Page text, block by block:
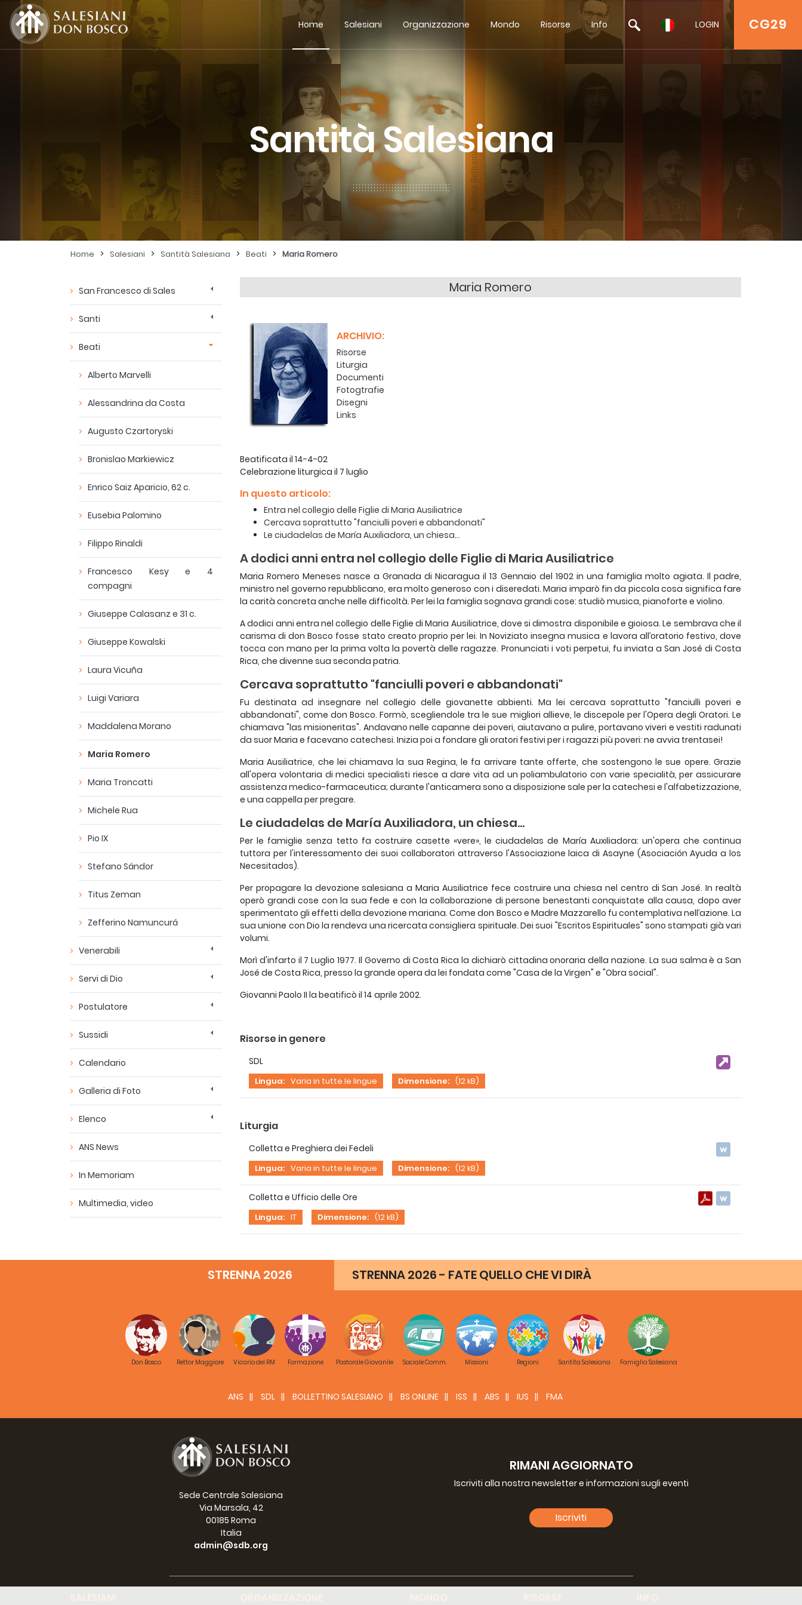
CG29
Home Salesiani Organizzazione Mondo Risorse Info LOGIN
Santità Salesiana
Home > Salesiani > Santità Salesiana > Beati > Maria Romero
San Francesco di Sales
Santi
Beati
Alberto Marvelli
Alessandrina da Costa
Augusto Czartoryski
Bronislao Markiewicz
Enrico Saiz Aparicio, 62 c.
Eusebia Palomino
Filippo Rinaldi
Francesco Kesy e 4
compagni
Giuseppe Calasanz e 31 c.
Giuseppe Kowalski
Laura Vicuña
Luigi Variara
Maddalena Morano
Maria Romero
Maria Troncatti
Michele Rua
Pio IX
Stefano Sándor
Titus Zeman
Zefferino Namuncurá
Venerabili
Servi di Dio
Postulatore
Sussidi
Calendario
Galleria di Foto
Elenco
ANS News
In Memoriam
Multimedia, video
Maria Romero
ARCHIVIO:
Risorse
Liturgia
Documenti
Fotogtrafie
Disegni
Links
Beatificata il 14-4-02
Celebrazione liturgica il 7 luglio
In questo articolo:
Entra nel collegio delle Figlie di Maria Ausiliatrice
Cercava soprattutto "fanciulli poveri e abbandonati"
Le ciudadelas de María Auxiliadora, un chiesa...
A dodici anni entra nel collegio delle Figlie di Maria Ausiliatrice
Maria Romero Meneses nasce a Granada di Nicaragua il 13 Gennaio del 1902 in una famiglia molto agiata. Il padre,
ministro nel governo repubblicano, era molto generoso con i diseredati. Maria imparò fin da piccola cosa significa fare
la carità concreta anche nelle difficoltà. Per lei la famiglia sognava grandi cose: studiò musica, pianoforte e violino.
A dodici anni entra nel collegio delle Figlie di Maria Ausiliatrice, dove si dimostra disponibile e gioiosa. Le sembrava che il
carisma di don Bosco fosse stato creato proprio per lei. In Noviziato insegna musica e lavora all’oratorio festivo, dove
tocca con mano per la prima volta la povertà delle ragazze. Pronunciati i voti perpetui, fu inviata a San José di Costa
Rica, che divenne sua seconda patria.
Cercava soprattutto "fanciulli poveri e abbandonati"
Fu destinata ad insegnare nel collegio delle giovanette abbienti. Ma lei cercava soprattutto "fanciulli poveri e
abbandonati", come don Bosco. Formò, scegliendole tra le sue migliori allieve, le discepole per l'Opera degli Oratori. Le
chiamava "las misioneritas". Andavano nelle capanne dei poveri, aiutavano a pulire, portavano viveri e vestiti radunati
da suor Maria e facevano catechesi. Inizia poi a fondare gli oratori festivi per i ragazzi più poveri: ne avvia trentasei!
Maria Ausiliatrice, che lei chiamava la sua Regina, le fa arrivare tante offerte, che sostengono le sue opere. Grazie
all'opera volontaria di medici specialisti riesce a dare vita ad un poliambulatorio con varie specialità, per assicurare
assistenza medico-farmaceutica; durante l'anticamera sono a disposizione sale per la catechesi e l'alfabetizzazione,
e una cappella per pregare.
Le ciudadelas de María Auxiliadora, un chiesa...
Per le famiglie senza tetto fa costruire casette «vere», le ciudadelas de María Auxiliadora: un'opera che continua
tuttora per l'interessamento dei suoi collaboratori attraverso l'Associazione laica di Asayne (Asociación Ayuda a los
Necesitados).
Per propagare la devozione salesiana a Maria Ausiliatrice fece costruire una chiesa nel centro di San José. In realtà
operò grandi cose con la sua fede e con la collaborazione di persone benestanti conquistate alla causa, dopo aver
sperimentato gli effetti della devozione mariana. Come don Bosco e Madre Mazzarello fu contemplativa nell’azione. La
sua unione con Dio la rendeva una ricercata consigliera spirituale. Dei suoi "Escritos Espirituales" sono stampati già vari
volumi.
Morì d'infarto il 7 Luglio 1977. Il Governo di Costa Rica la dichiarò cittadina onoraria della nazione. La sua salma è a San
José de Costa Rica, presso la grande opera da lei fondata come "Casa de la Virgen" e "Obra social".
Giovanni Paolo II la beatificò il 14 aprile 2002.
Risorse in genere
SDL
Lingua: Varia in tutte le lingue Dimensione: (12 kB)
Liturgia
Colletta e Preghiera dei Fedeli
Lingua: Varia in tutte le lingue Dimensione: (12 kB)
Colletta e Ufficio delle Ore
Lingua: IT Dimensione: (12 kB)
Documenti
Profilo
Lingua: IT Dimensione: (12 kB)
Lingua: IT Dimensione: (12 kB)
PPT
Casa de la Virgen Sor Maria
Lingua:
Juego de la Virgen Sor Maria Romero
Fotografie
STRENNA 2026 STRENNA 2026 - FATE QUELLO CHE VI DIRÀ
Don Bosco Rettor Maggiore Vicario del RM Formazione Pastorale Giovanile Sociale Comm. Missioni Regioni Santita Salesiana Famiglia Salesiana
ANS SDL BOLLETTINO SALESIANO BS ONLINE ISS ABS IUS FMA
Sede Centrale Salesiana
Via Marsala, 42
00185 Roma
Italia
admin@sdb.org
RIMANI AGGIORNATO
Iscriviti alla nostra newsletter e informazioni sugli eventi
Iscriviti